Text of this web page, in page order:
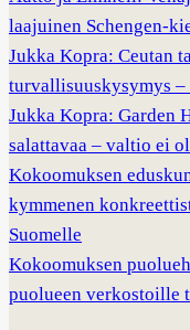
laajuinen Schengen-
Jukka Kopra: Ceutan
turvallisuuskysymys
Jukka Kopra: Garden
salattavaa – valtio ei
Kokoomuksen
kymmenen
Suomelle
Kokoomuksen
puolueen verkostoille